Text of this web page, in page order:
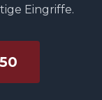
Eingriffe.